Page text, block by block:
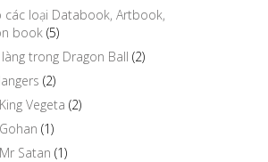
các loại Databook, Artbook,
book (5)
trong Dragon Ball (2)
(2)
Vegeta (2)
(1)
Satan (1)